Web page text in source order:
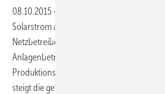
08.10.2015 -
Solarstrom akzeptiert die GSE nur noch
Netzbetreiber übermittelt wurden. Das
Anlagenbetreiber einfachen. Sie müssen
Produktionszähler mehr installieren,
steigt die geförderte